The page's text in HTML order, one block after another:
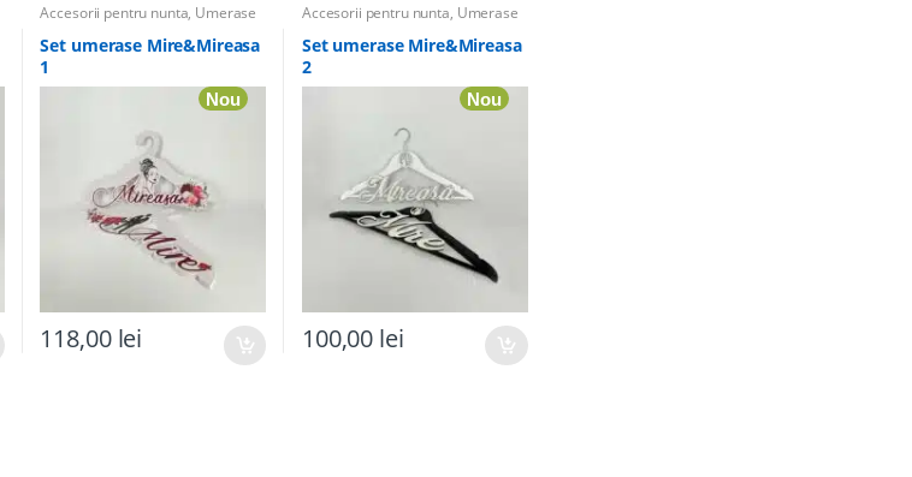
Accesorii pentru nunta, Umerase
personalizate
Set umerase Mire&Mireasa
1
Nou
118,00 lei
Accesorii pentru nunta, Umerase
personalizate
Set umerase Mire&Mireasa
2
Nou
100,00 lei